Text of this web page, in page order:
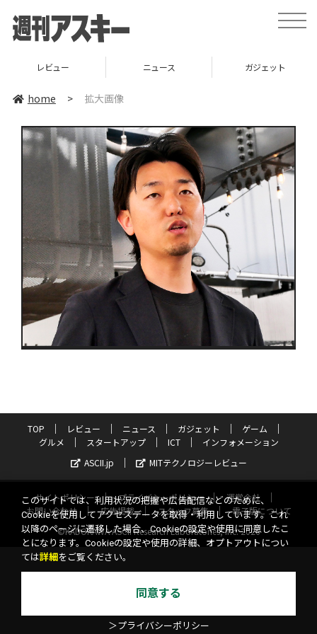
toggle
レビュー ニュース ガジェット
home > 拡大画像
TOP レビュー ニュース ガジェット
ゲーム
グルメ
スタートアップ ICT
インフォメーション
ASCII.jp
MITテクノロジーレビュー
サイトポリシー プライバシーポリシー
運営会社
お問い合わせ
広告掲載 スタッフ募集
電子版について
©KADOKAWA ASCII Research Laboratories, Inc. 2026
このサイトでは、利用状況の把握や広告配信などのために、
Cookieを使用してアクセスデータを取得・利用しています。これ
以降のページに遷移した場合、Cookieの設定や使用に同意したこ
とになります。Cookieの設定や使用の詳細、オプトアウトについ
ては詳細 をご覧ください。
同意する
＞プライバシーポリシー